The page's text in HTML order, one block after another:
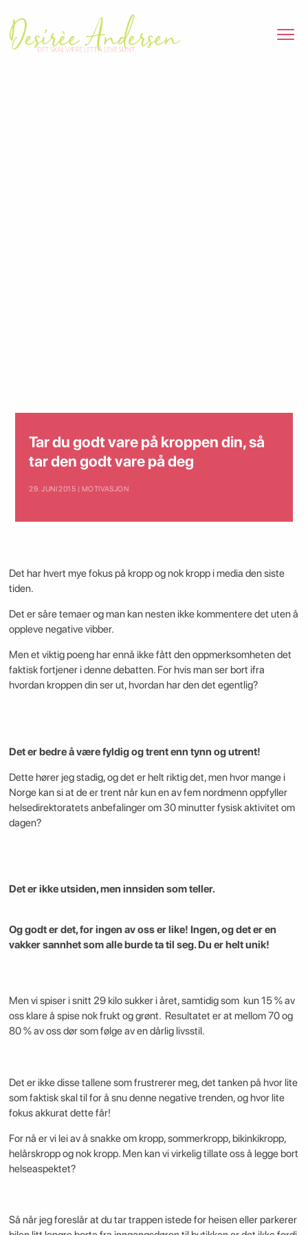
Tar du godt vare på kroppen din, så
tar den godt vare på deg
29. JUNI 2015 | MOTIVASJON
Det har hvert mye fokus på kropp og nok kropp i media den siste
tiden.
Det er såre temaer og man kan nesten ikke kommentere det uten å
oppleve negative vibber.
Men et viktig poeng har ennå ikke fått den oppmerksomheten det
faktisk fortjener i denne debatten. For hvis man ser bort ifra
hvordan kroppen din ser ut, hvordan har den det egentlig?
Det er bedre å være fyldig og trent enn tynn og utrent!
Dette hører jeg stadig, og det er helt riktig det, men hvor mange i
Norge kan si at de er trent når kun en av fem nordmenn oppfyller
helsedirektoratets anbefalinger om 30 minutter fysisk aktivitet om
dagen?
Det er ikke utsiden, men innsiden som teller.
Og godt er det, for ingen av oss er like! Ingen, og det er en
vakker sannhet som alle burde ta til seg. Du er helt unik!
Men vi spiser i snitt 29 kilo sukker i året, samtidig som kun 15 % av
oss klare å spise nok frukt og grønt. Resultatet er at mellom 70 og
80 % av oss dør som følge av en dårlig livsstil.
Det er ikke disse tallene som frustrerer meg, det tanken på hvor lite
som faktisk skal til for å snu denne negative trenden, og hvor lite
fokus akkurat dette får!
For nå er vi lei av å snakke om kropp, sommerkropp, bikinkikropp,
helårskropp og nok kropp. Men kan vi virkelig tillate oss å legge bort
helseaspektet?
Så når jeg foreslår at du tar trappen istede for heisen eller parkerer